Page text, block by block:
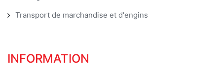
Transport de marchandise et d'engins
INFORMATION